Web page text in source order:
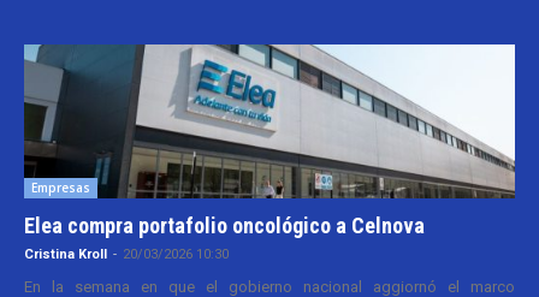
Empresas
Elea compra portafolio oncológico a Celnova
Cristina Kroll - 20/03/2026 10:30
En la semana en que el gobierno nacional aggiornó el marco